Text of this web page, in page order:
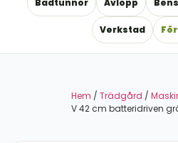
Badtunnor Avlopp
Verkstad
Hem / Trädgård /
V 42 cm batteridriven